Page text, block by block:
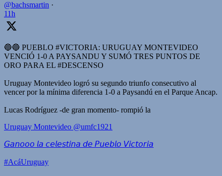
@bachsmartin ·
11h
🔵🔵 PUEBLO #VICTORIA: URUGUAY MONTEVIDEO
VENCIÓ 1-0 A PAYSANDU Y SUMÓ TRES PUNTOS DE
ORO PARA EL #DESCENSO
Uruguay Montevideo logró su segundo triunfo consecutivo al
vencer por la mínima diferencia 1-0 a Paysandú en el Parque Ancap.
Lucas Rodríguez -de gran momento- rompió la
Uruguay Montevideo @umfc1921
𝘎𝘢𝘯𝘰𝘰𝘰 𝘭𝘢 𝘤𝘦𝘭𝘦𝘴𝘵𝘪𝘯𝘢 𝘥𝘦 𝘗𝘶𝘦𝘣𝘭𝘰 𝘝𝘪𝘤𝘵𝘰𝘳𝘪𝘢
#AcáUruguay